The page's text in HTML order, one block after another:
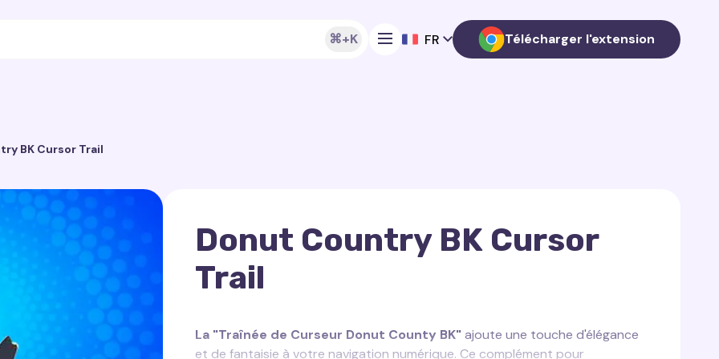
⌘+K FR Télécharger l'extension
BK Cursor Trail
Donut Country BK Cursor
Trail
La "Traînée de Curseur Donut County BK"ajoute une touche d'élégance
et de fantaisie à votre navigation numérique. Ce complément pour